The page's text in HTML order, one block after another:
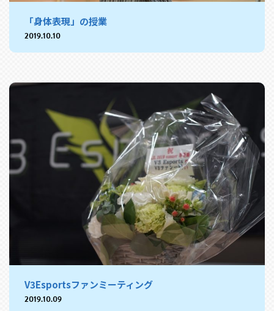
「身体表現」の授業
2019.10.10
V3Esportsファンミーティング
2019.10.09